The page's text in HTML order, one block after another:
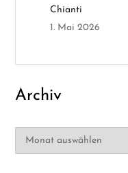
n
Chianti
1. Mai 2026
Archiv
Archiv